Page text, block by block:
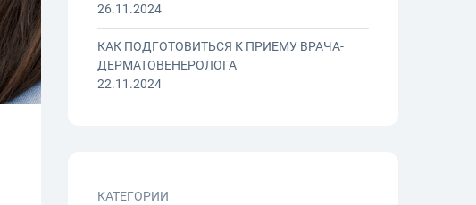
26.11.2024
КАК ПОДГОТОВИТЬСЯ К ПРИЕМУ ВРАЧА-
ДЕРМАТОВЕНЕРОЛОГА
22.11.2024
КАТЕГОРИИ